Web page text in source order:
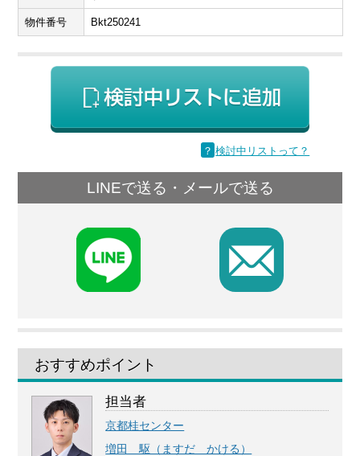
物件番号 Bkt250241
？ 検討中リストって？
LINEで送る・メールで送る
F
おすすめポイント
担当者
京都桂センター
増田 駆（ますだ かける）